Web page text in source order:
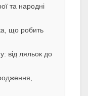
та народні
що робить
від ляльок до